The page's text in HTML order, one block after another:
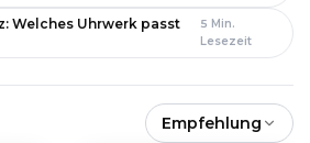
Welches Uhrwerk passt
5 Min.
Lesezeit
Empfehlung